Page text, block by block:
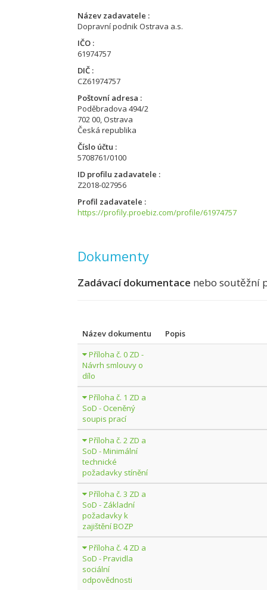
Název zadavatele
Dopravní podnik Ostrava a.s.
IČO
61974757
DIČ
CZ61974757
Poštovní adresa
Poděbradova 494/2
702 00, Ostrava
Česká republika
Číslo účtu
5708761/0100
ID profilu zadavatele
Z2018-027956
Profil zadavatele
https://profily.proebiz.com/profile/61974757
Dokumenty
Zadávací dokumentace nebo soutěžní
Název dokumentu
Popis
Příloha č. 0 ZD -
Návrh smlouvy o
dílo
Příloha č. 1 ZD a
SoD - Oceněný
soupis prací
Příloha č. 2 ZD a
SoD - Minimální
technické
požadavky stínění
Příloha č. 3 ZD a
SoD - Základní
požadavky k
zajištění BOZP
Příloha č. 4 ZD a
SoD - Pravidla
sociální
odpovědnosti